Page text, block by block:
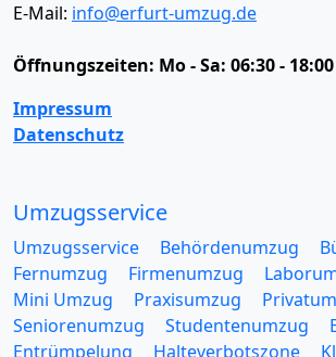
E-Mail: info@erfurt-umzug.de
Öffnungszeiten: Mo - Sa: 06:30 -
Impressum
Datenschutz
Umzugsservice
Umzugsservice Behördenumzug
Fernumzug
Firmenumzug
Mini Umzug
Praxisumzug
Seniorenumzug
Studentenumzug
Entrümpelung
Halteverbotszone